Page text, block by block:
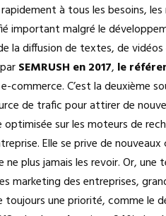
à tous les besoins,
important malgré le
la diffusion de textes, de vidéos
SEMRUSH en 2017, le
commerce. C’est la deuxième
de trafic pour attirer de
optimisée sur les moteurs de
Elle se prive de
ne plus jamais les revoir. Or, une
marketing des entreprises,
toujours une priorité, comme le